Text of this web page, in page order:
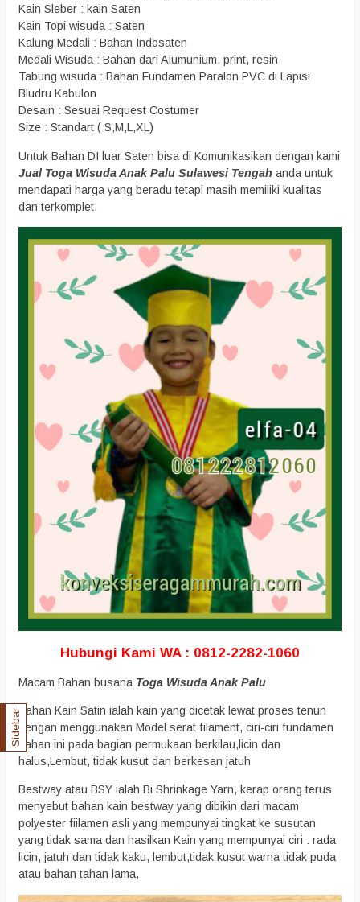
Kain Sleber : kain Saten
Kain Topi wisuda : Saten
Kalung Medali : Bahan Indosaten
Medali Wisuda : Bahan dari Alumunium, print, resin
Tabung wisuda : Bahan Fundamen Paralon PVC di Lapisi
Bludru Kabulon
Desain : Sesuai Request Costumer
Size : Standart ( S,M,L,XL)
Untuk Bahan DI luar Saten bisa di Komunikasikan dengan kami
Jual Toga Wisuda Anak Palu Sulawesi Tengah anda untuk
mendapati harga yang beradu tetapi masih memiliki kualitas
dan terkomplet.
Hubungi Kami WA : 0812-2282-1060
Macam Bahan busana Toga Wisuda Anak Palu
Bahan Kain Satin ialah kain yang dicetak lewat proses tenun
dengan menggunakan Model serat filament, ciri-ciri fundamen
bahan ini pada bagian permukaan berkilau,licin dan
halus,Lembut, tidak kusut dan berkesan jatuh
Bestway atau BSY ialah Bi Shrinkage Yarn, kerap orang terus
menyebut bahan kain bestway yang dibikin dari macam
polyester fiilamen asli yang mempunyai tingkat ke susutan
yang tidak sama dan hasilkan Kain yang mempunyai ciri : rada
licin, jatuh dan tidak kaku, lembut,tidak kusut,warna tidak puda
atau bahan tahan lama,
Sidebar